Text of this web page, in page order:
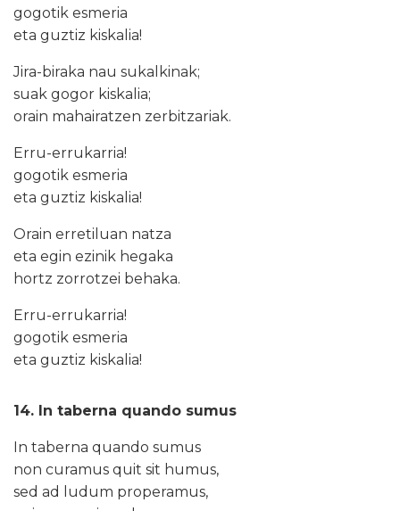
gogotik esmeria
eta guztiz kiskalia!
Jira-biraka nau sukalkinak;
suak gogor kiskalia;
orain mahairatzen zerbitzariak.
Erru-errukarria!
gogotik esmeria
eta guztiz kiskalia!
Orain erretiluan natza
eta egin ezinik hegaka
hortz zorrotzei behaka.
Erru-errukarria!
gogotik esmeria
eta guztiz kiskalia!
14. In taberna quando sumus
In taberna quando sumus
non curamus quit sit humus,
sed ad ludum properamus,